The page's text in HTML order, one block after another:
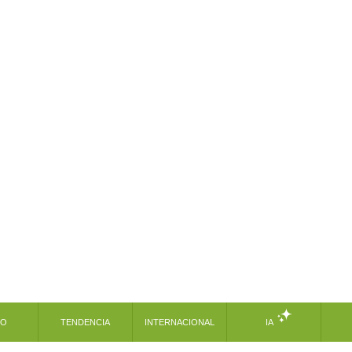
TENDENCIA INTERNACIONAL IA